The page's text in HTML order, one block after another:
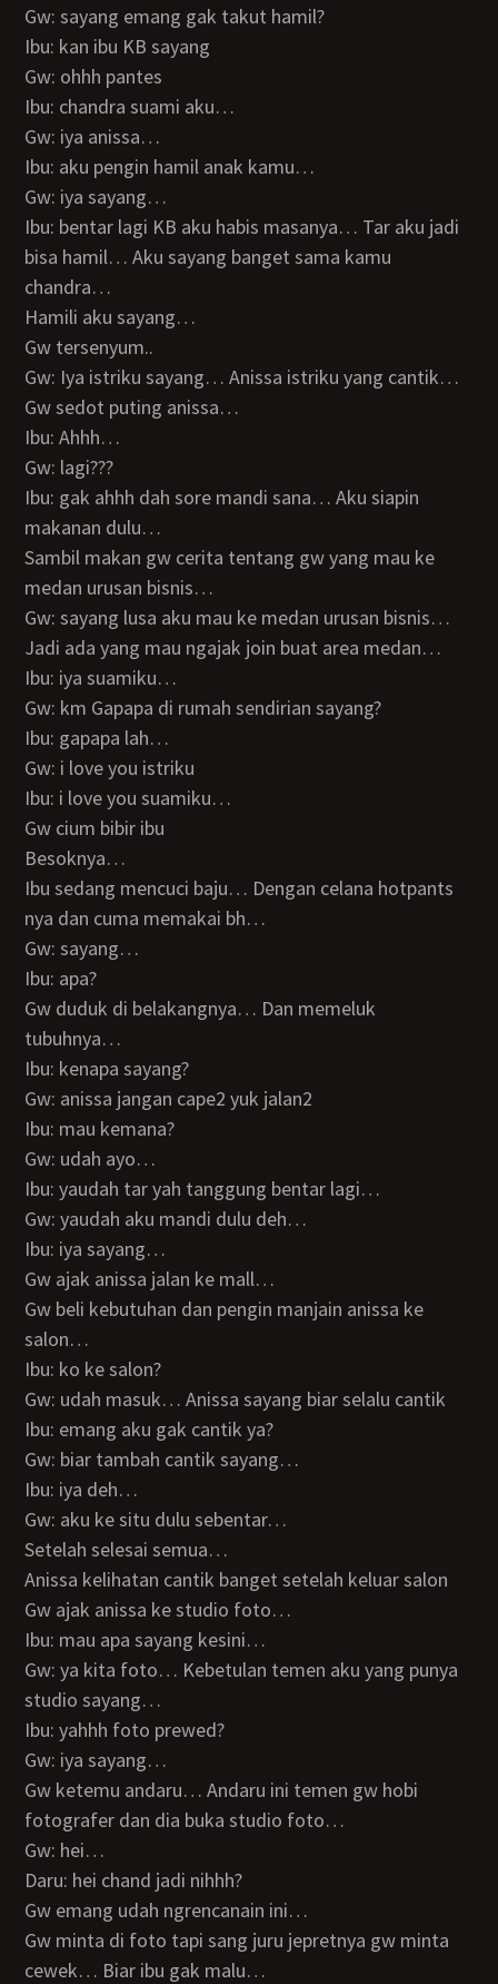
Gw: sayang emang gak takut hamil?
Ibu: kan ibu KB sayang
Gw: ohhh pantes
Ibu: chandra suami aku…
Gw: iya anissa…
Ibu: aku pengin hamil anak kamu…
Gw: iya sayang…
Ibu: bentar lagi KB aku habis masanya… Tar aku jadi
bisa hamil… Aku sayang banget sama kamu
chandra…
Hamili aku sayang…
Gw tersenyum..
Gw: Iya istriku sayang… Anissa istriku yang cantik…
Gw sedot puting anissa…
Ibu: Ahhh…
Gw: lagi???
Ibu: gak ahhh dah sore mandi sana… Aku siapin
makanan dulu…
Sambil makan gw cerita tentang gw yang mau ke
medan urusan bisnis…
Gw: sayang lusa aku mau ke medan urusan bisnis…
Jadi ada yang mau ngajak join buat area medan…
Ibu: iya suamiku…
Gw: km Gapapa di rumah sendirian sayang?
Ibu: gapapa lah…
Gw: i love you istriku
Ibu: i love you suamiku…
Gw cium bibir ibu
Besoknya…
Ibu sedang mencuci baju… Dengan celana hotpants
nya dan cuma memakai bh…
Gw: sayang…
Ibu: apa?
Gw duduk di belakangnya… Dan memeluk
tubuhnya…
Ibu: kenapa sayang?
Gw: anissa jangan cape2 yuk jalan2
Ibu: mau kemana?
Gw: udah ayo…
Ibu: yaudah tar yah tanggung bentar lagi…
Gw: yaudah aku mandi dulu deh…
Ibu: iya sayang…
Gw ajak anissa jalan ke mall…
Gw beli kebutuhan dan pengin manjain anissa ke
salon…
Ibu: ko ke salon?
Gw: udah masuk… Anissa sayang biar selalu cantik
Ibu: emang aku gak cantik ya?
Gw: biar tambah cantik sayang…
Ibu: iya deh…
Gw: aku ke situ dulu sebentar…
Setelah selesai semua…
Anissa kelihatan cantik banget setelah keluar salon
Gw ajak anissa ke studio foto…
Ibu: mau apa sayang kesini…
Gw: ya kita foto… Kebetulan temen aku yang punya
studio sayang…
Ibu: yahhh foto prewed?
Gw: iya sayang…
Gw ketemu andaru… Andaru ini temen gw hobi
fotografer dan dia buka studio foto…
Gw: hei…
Daru: hei chand jadi nihhh?
Gw emang udah ngrencanain ini…
Gw minta di foto tapi sang juru jepretnya gw minta
cewek… Biar ibu gak malu…